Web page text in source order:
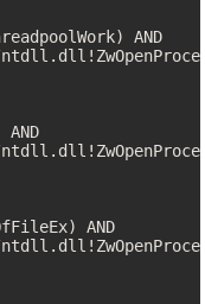
AND
AND
AND